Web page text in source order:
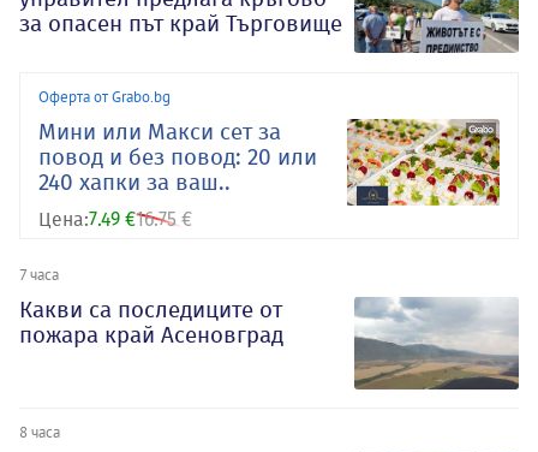
за опасен път край Търговище
Оферта от Grabo.bg
Мини или Макси сет за
повод и без повод: 20 или
240 хапки за ваш..
Цена:7.49 €16.75 €
7 часа
Какви са последиците от
пожара край Асеновград
8 часа